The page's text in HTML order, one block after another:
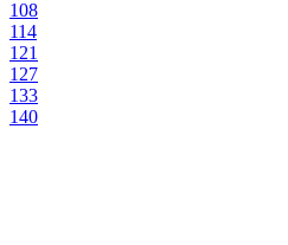
108
114
121
127
133
140